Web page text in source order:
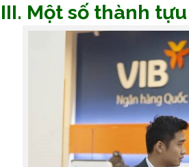
III. Một số thành